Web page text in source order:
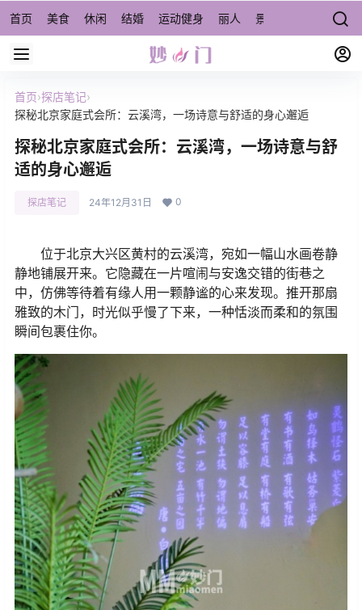
首页 美食 休闲 结婚 运动健身 丽人 景点/周边游 宠物
首页›探店笔记›
探秘北京家庭式会所：云溪湾，一场诗意与舒适的身心邂逅
探秘北京家庭式会所：云溪湾，一场诗意与舒
适的身心邂逅
探店笔记 24年12月31日 0
位于北京大兴区黄村的云溪湾，宛如一幅山水画卷静
静地铺展开来。它隐藏在一片喧闹与安逸交错的街巷之
中，仿佛等待着有缘人用一颗静谧的心来发现。推开那扇
雅致的木门，时光似乎慢了下来，一种恬淡而柔和的氛围
瞬间包裹住你。